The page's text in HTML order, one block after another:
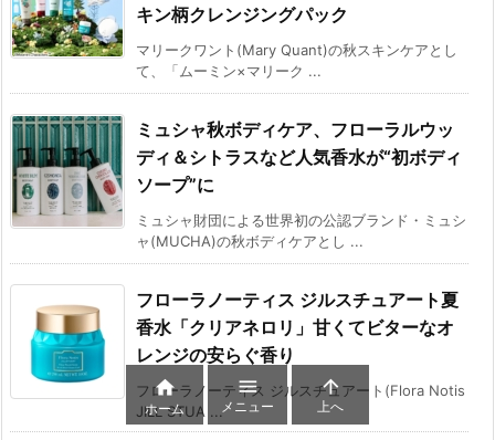
キン柄クレンジングパック
マリークワント(Mary Quant)の秋スキンケアとし
て、「ムーミン×マリーク ...
ミュシャ秋ボディケア、フローラルウッ
ディ＆シトラスなど人気香水が“初ボディ
ソープ”に
ミュシャ財団による世界初の公認ブランド・ミュシ
ャ(MUCHA)の秋ボディケアとし ...
フローラノーティス ジルスチュアート夏
香水「クリアネロリ」甘くてビターなオ
レンジの安らぐ香り
フローラノーティス ジルスチュアート(Flora Notis
JILL STUA ...

ホーム

メニュー

上へ